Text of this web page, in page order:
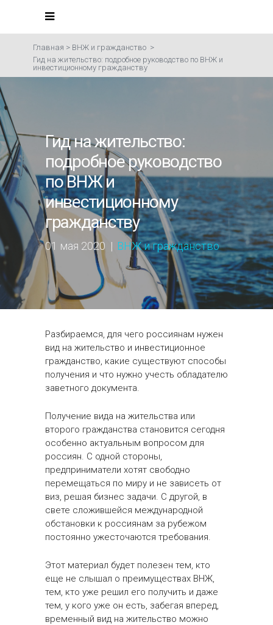
Главная > ВНЖ и гражданство >
Гид на жительство: подробное руководство по ВНЖ и
инвестиционному гражданству
Гид на жительство:
подробное руководство
по ВНЖ и
инвестиционному
гражданству
01 мая 2020 ВНЖ и гражданство
Разбираемся, для чего россиянам нужен
вид на жительство и инвестиционное
гражданство, какие существуют способы
получения и что нужно учесть обладателю
заветного документа.
Получение вида на жительства или
второго гражданства становится сегодня
особенно актуальным вопросом для
россиян. С одной стороны,
предприниматели хотят свободно
перемещаться по миру и не зависеть от
виз, решая бизнес задачи. С другой, в
свете сложившейся международной
обстановки к россиянам за рубежом
постоянно ужесточаются требования.
Этот материал будет полезен тем, кто
еще не слышал о преимуществах ВНЖ,
тем, кто уже решил его получить и даже
тем, у кого уже он есть, забегая вперед,
временный вид на жительство можно